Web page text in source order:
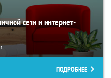
сети и интернет-
ПОДРОБНЕЕ